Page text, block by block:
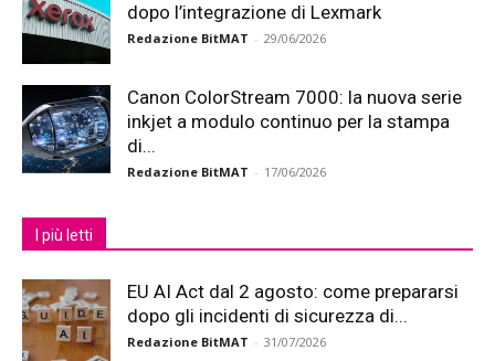
dopo l’integrazione di Lexmark
Redazione BitMAT - 29/06/2026
Canon ColorStream 7000: la nuova serie
inkjet a modulo continuo per la stampa
di...
Redazione BitMAT - 17/06/2026
I più letti
EU AI Act dal 2 agosto: come prepararsi
dopo gli incidenti di sicurezza di...
Redazione BitMAT - 31/07/2026